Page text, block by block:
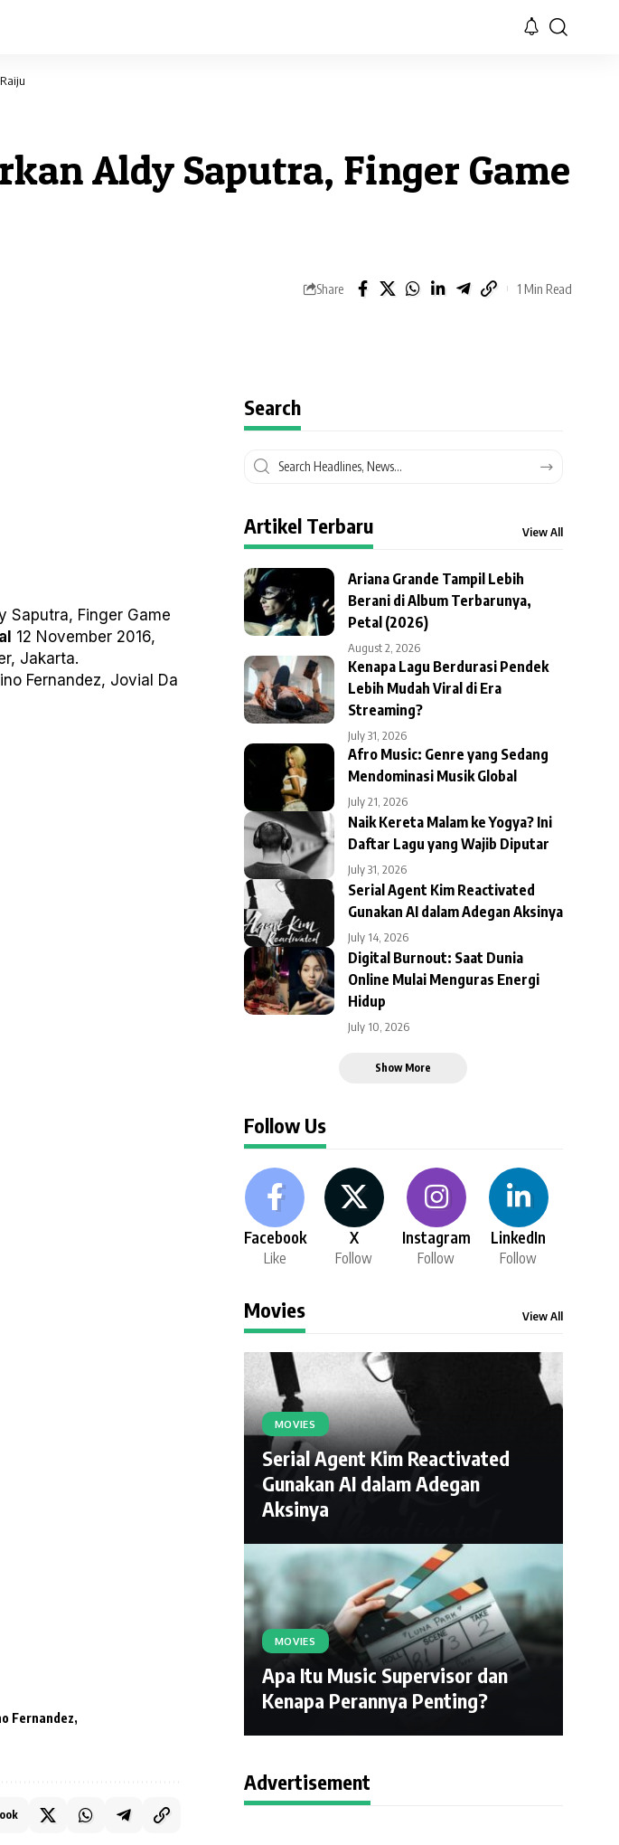
Aldy Saputra, Finger Game
Share 1 Min Read
Saputra, Finger Game
12 November 2016,
Jakarta.
Fernandez, Jovial Da
Fernandez
Search
Artikel Terbaru View All
Ariana Grande Tampil Lebih
Berani di Album Terbarunya,
Petal (2026)
August 2, 2026
Kenapa Lagu Berdurasi Pendek
Lebih Mudah Viral di Era
Streaming?
July 31, 2026
Afro Music: Genre yang Sedang
Mendominasi Musik Global
July 21, 2026
Naik Kereta Malam ke Yogya? Ini
Daftar Lagu yang Wajib Diputar
July 31, 2026
Serial Agent Kim Reactivated
Gunakan AI dalam Adegan Aksinya
July 14, 2026
Digital Burnout: Saat Dunia
Online Mulai Menguras Energi
Hidup
July 10, 2026
Show More
Follow Us
Facebook
Like
X
Follow
Instagram
Follow
LinkedIn
Follow
Movies View All
MOVIES
Serial Agent Kim Reactivated
Gunakan AI dalam Adegan
Aksinya
MOVIES
Apa Itu Music Supervisor dan
Kenapa Perannya Penting?
Advertisement